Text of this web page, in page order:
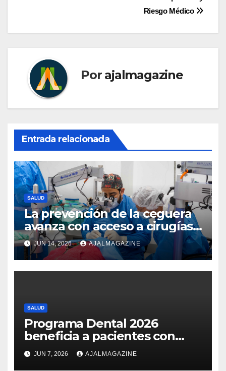
Riesgo Médico
Por ajalmagazine
Entrada relacionada
SALUD
La prevención de la ceguera
avanza con acceso a cirugías
oftalmológicas impulsadas
por Visualiza
JUN 14, 2026 AJALMAGAZINE
SALUD
Programa Dental 2026
beneficia a pacientes con
labio fisurado y paladar
hendido en Guatemala
JUN 7, 2026 AJALMAGAZINE